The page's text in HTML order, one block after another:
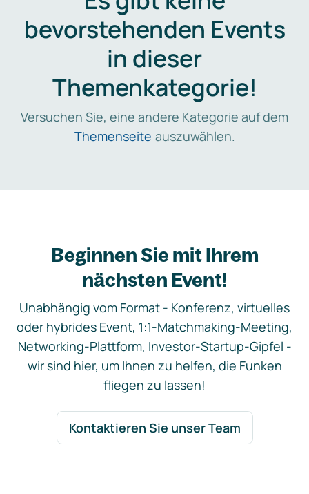
bevorstehenden Events
in dieser
Themenkategorie!
Versuchen Sie, eine andere Kategorie auf dem
Themenseite auszuwählen.
Beginnen Sie mit Ihrem
nächsten Event!
Unabhängig vom Format - Konferenz, virtuelles
oder hybrides Event, 1:1-Matchmaking-Meeting,
Networking-Plattform, Investor-Startup-Gipfel -
wir sind hier, um Ihnen zu helfen, die Funken
fliegen zu lassen!
Kontaktieren Sie unser Team